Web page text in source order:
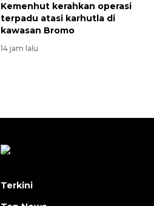
Kemenhut kerahkan operasi
terpadu atasi karhutla di
kawasan Bromo
14 jam lalu
Terkini